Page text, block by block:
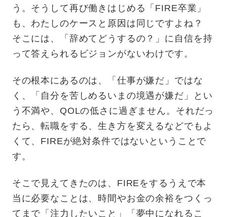
う。そうして再び働きはじめる「FIRE卒業」
も、わたしのケースと原因は同じですよね？
そこには、「辞めてどうするの？」に自信を持
って答えられるビジョンがないわけです。
その根本にあるのは、「仕事が嫌だ」ではな
く、「自分を苦しめるいまの境遇が嫌だ」とい
う不満や、QOLの低さに過ぎません。それだっ
たら、転職をする、生き方を変えるなどでもよ
くて、FIREが絶対条件ではないということで
す。
そこで見えてきたのは、FIREをするうえで本
当に必要なことは、時間やお金の余裕をつくっ
てまで「注力したいこと」「夢中になれるこ